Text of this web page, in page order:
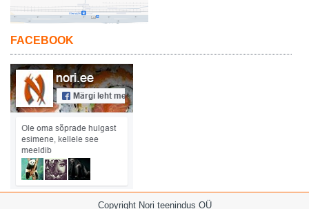
FACEBOOK
Copyright Nori teenindus OÜ